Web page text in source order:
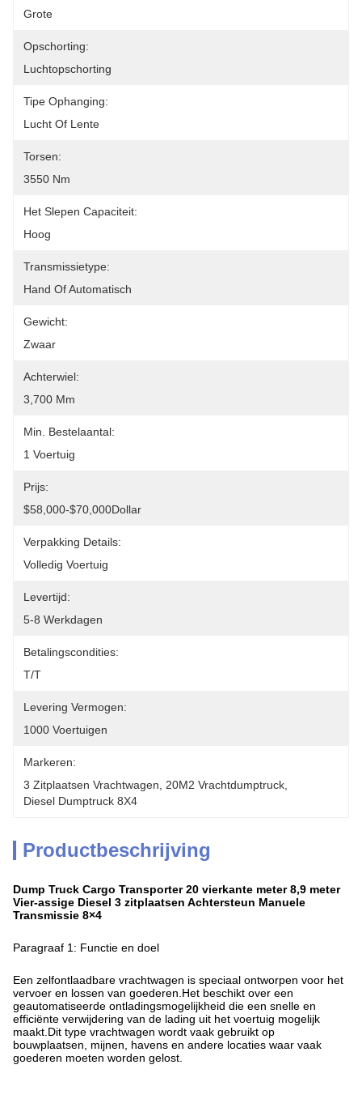
Grote
Opschorting:
Luchtopschorting
Tipe Ophanging:
Lucht Of Lente
Torsen:
3550 Nm
Het Slepen Capaciteit:
Hoog
Transmissietype:
Hand Of Automatisch
Gewicht:
Zwaar
Achterwiel:
3,700 Mm
Min. Bestelaantal:
1 Voertuig
Prijs:
$58,000-$70,000Dollar
Verpakking Details:
Volledig Voertuig
Levertijd:
5-8 Werkdagen
Betalingscondities:
T/T
Levering Vermogen:
1000 Voertuigen
Markeren:
3 Zitplaatsen Vrachtwagen
20M2 Vrachtdumptruck
Diesel Dumptruck 8X4
Productbeschrijving
Dump Truck Cargo Transporter 20 vierkante meter 8,9 meter
Vier-assige Diesel 3 zitplaatsen Achtersteun Manuele
Transmissie 8×4
Paragraaf 1: Functie en doel
Een zelfontlaadbare vrachtwagen is speciaal ontworpen voor het
vervoer en lossen van goederen.Het beschikt over een
geautomatiseerde ontladingsmogelijkheid die een snelle en
efficiënte verwijdering van de lading uit het voertuig mogelijk
maakt.Dit type vrachtwagen wordt vaak gebruikt op
bouwplaatsen, mijnen, havens en andere locaties waar vaak
goederen moeten worden gelost.